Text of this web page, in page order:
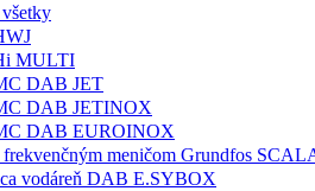
MULTI
DAB JET
DAB JETINOX
DAB EUROINOX
frekvenčným meničom Grundfos
vodáreň DAB E.SYBOX